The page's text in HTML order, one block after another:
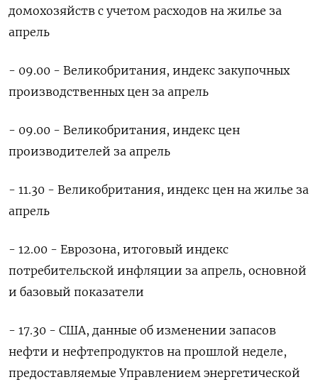
домохозяйств с учетом расходов на жилье за
апрель
- 09.00 - Великобритания, индекс закупочных
производственных цен за апрель
- 09.00 - Великобритания, ‌индекс цен
производителей за апрель
- 11.30 - Великобритания, индекс цен на жилье за
апрель
- 12.00 - Еврозона, итоговый индекс
потребительской инфляции за апрель, основной
и базовый показатели
- 17.30 - США, данные об изменении запасов
нефти и нефтепродуктов на прошлой неделе,
предоставляемые Управлением энергетической